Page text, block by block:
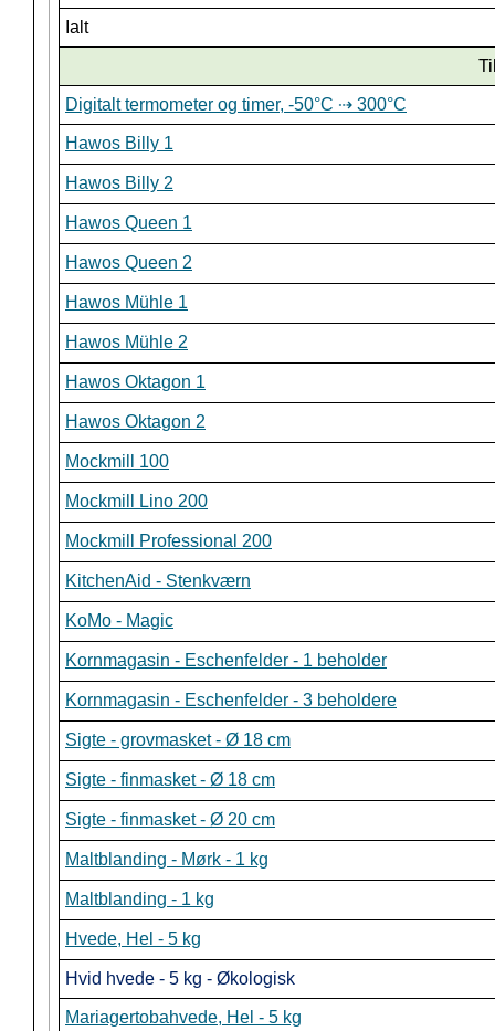
Ialt
Digitalt termometer og timer, -50°C ⇢ 300°C
Hawos Billy 1
Hawos Billy 2
Hawos Queen 1
Hawos Queen 2
Hawos Mühle 1
Hawos Mühle 2
Hawos Oktagon 1
Hawos Oktagon 2
Mockmill 100
Mockmill Lino 200
Mockmill Professional 200
KitchenAid - Stenkværn
KoMo - Magic
Kornmagasin - Eschenfelder - 1 beholder
Kornmagasin - Eschenfelder - 3 beholdere
Sigte - grovmasket - Ø 18 cm
Sigte - finmasket - Ø 18 cm
Sigte - finmasket - Ø 20 cm
Maltblanding - Mørk - 1 kg
Maltblanding - 1 kg
Hvede, Hel - 5 kg
Hvid hvede - 5 kg - Økologisk
Mariagertobahvede, Hel - 5 kg